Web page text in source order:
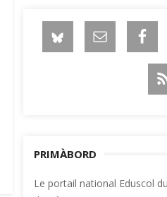
PRIMÀBORD
Le portail national Eduscol